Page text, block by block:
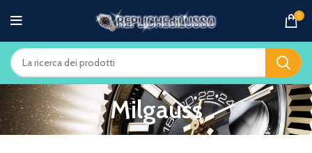
0
Milgauss